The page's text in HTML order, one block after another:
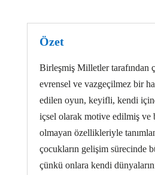
Özet
Birleşmiş Milletler tarafından
evrensel ve vazgeçilmez bir
edilen oyun, keyifli, kendi
içsel olarak motive edilmiş ve
olmayan özellikleriyle
çocukların gelişim sürecinde
çünkü onlara kendi